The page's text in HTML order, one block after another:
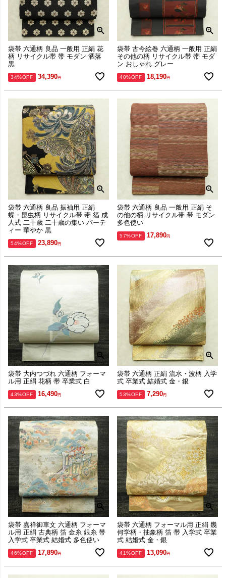
袋帯 六通柄 良品 一般用 正絹 花
柄 リサイクル帯 帯 モダン 洒落
黒
34%OFF 34,390
袋帯 古今絵巻 六通柄 一般用 正絹
その他の柄 リサイクル帯 帯 モダ
ン おしゃれ グレー
40%OFF 18,190
袋帯 六通柄 良品 振袖用 正絹
蝶・昆虫柄 リサイクル帯 帯 箔 成
人式 二十歳 二十歳の集い パーテ
ィー 華やか 黒
54%OFF 23,890
袋帯 六通柄 良品 一般用 正絹 そ
の他の柄 リサイクル帯 帯 モダン
多色使い
57%OFF 17,890
袋帯 大内つづれ 六通柄 フォーマ
ル用 正絹 花柄 帯 卒業式 白
43%OFF 16,490
袋帯 六通柄 正絹 流水・波柄 入学
式 卒業式 結婚式 金・銀
53%OFF 7,290
袋帯 嘉祥御車文 六通柄 フォーマ
ル用 正絹 古典柄 箔 金糸 銀糸 帯
入学式 卒業式 結婚式 多色使い
46%OFF 17,890
袋帯 六通柄 フォーマル用 正絹 幾
何学柄・抽象柄 箔 帯 入学式 卒業
式 結婚式 金・銀
41%OFF 13,090